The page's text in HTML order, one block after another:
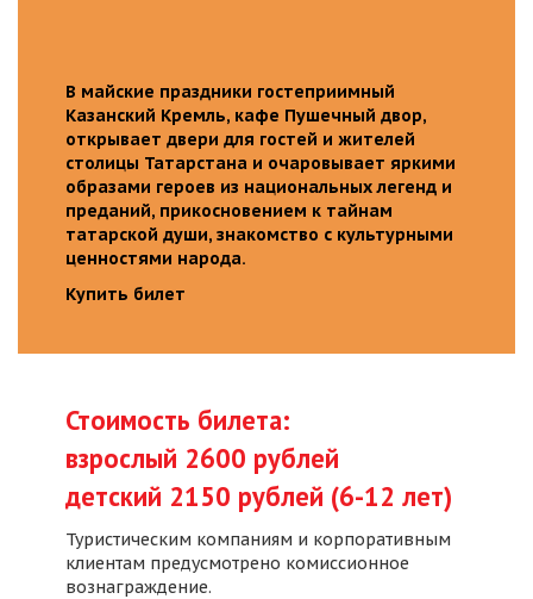
В майские праздники гостеприимный
Казанский Кремль, кафе Пушечный двор,
открывает двери для гостей и жителей
столицы Татарстана и очаровывает яркими
образами героев из национальных легенд и
преданий, прикосновением к тайнам
татарской души, знакомство с культурными
ценностями народа.
Купить билет
Стоимость билета:
взрослый 2600 рублей
детский 2150 рублей (6-12 лет)
Туристическим компаниям и корпоративным
клиентам предусмотрено комиссионное
вознаграждение.